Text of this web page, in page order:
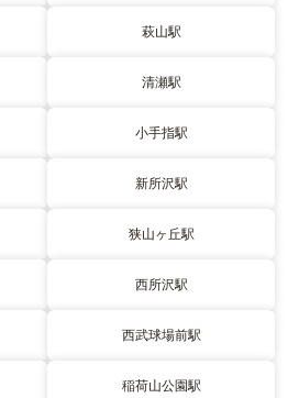
萩山駅
清瀬駅
小手指駅
新所沢駅
狭山ヶ丘駅
西所沢駅
西武球場前駅
稲荷山公園駅